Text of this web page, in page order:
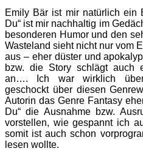
Emily Bär ist mir natürlich ein
Du“ ist mir nachhaltig im
besonderen Humor und den
Wasteland sieht nicht nur vom
aus – eher düster und
bzw. die Story schlägt auch
an…. Ich war wirklich
geschockt über diesen
Autorin das Genre Fantasy
Du“ die Ausnahme bzw.
vorstellen, wie gespannt ich
somit ist auch schon
lesen wollte.